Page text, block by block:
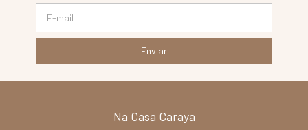
Na Casa Caraya